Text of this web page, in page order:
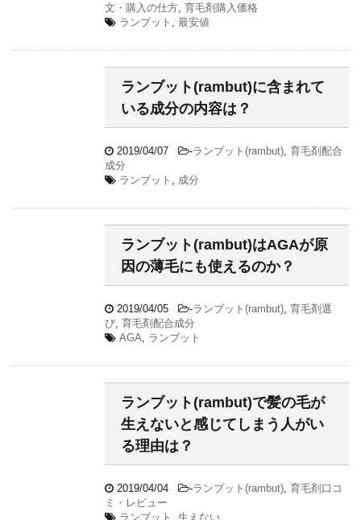
文・購入の仕方 育毛剤購入価格
ランブット
最安値
ランブット(rambut)に含まれて
いる成分の内容は？
2019/04/07 -ランブット(rambut) 育毛剤配合
成分
ランブット
成分
ランブット(rambut)はAGAが原
因の薄毛にも使えるのか？
2019/04/05 -ランブット(rambut) 育毛剤選
び 育毛剤配合成分
AGA
ランブット
ランブット(rambut)で髪の毛が
生えないと感じてしまう人がい
る理由は？
2019/04/04 -ランブット(rambut) 育毛剤口コ
ミ・レビュー
ランブット
生えない